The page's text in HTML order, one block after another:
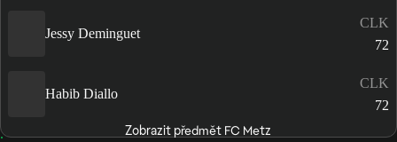
Jessy Deminguet
CLK
72
Habib Diallo
CLK
72
Zobrazit předmět FC Metz